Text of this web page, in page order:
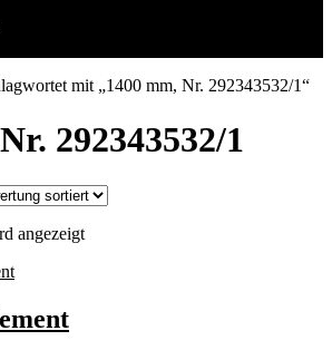
mit „1400 mm, Nr. 292343532/1“
292343532/1
angezeigt